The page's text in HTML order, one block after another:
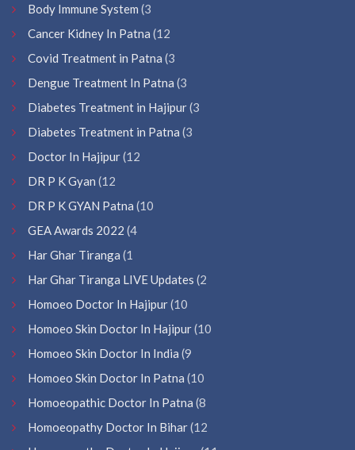
Body Immune System (3
Cancer Kidney In Patna (12
Covid Treatment in Patna (3
Dengue Treatment In Patna (3
Diabetes Treatment in Hajipur(3
Diabetes Treatment in Patna (3
Doctor In Hajipur(12
DR P K Gyan (12
DR P K GYAN Patna (10
GEA Awards 2022 (4
Har Ghar Tiranga (1
Har Ghar Tiranga LIVE Updates (2
Homoeo Doctor In Hajipur(10
Homoeo Skin Doctor In Hajipur(10
Homoeo Skin Doctor In India (9
Homoeo Skin Doctor In Patna (10
Homoeopathic Doctor In Patna (8
Homoeopathy Doctor In Bihar(12